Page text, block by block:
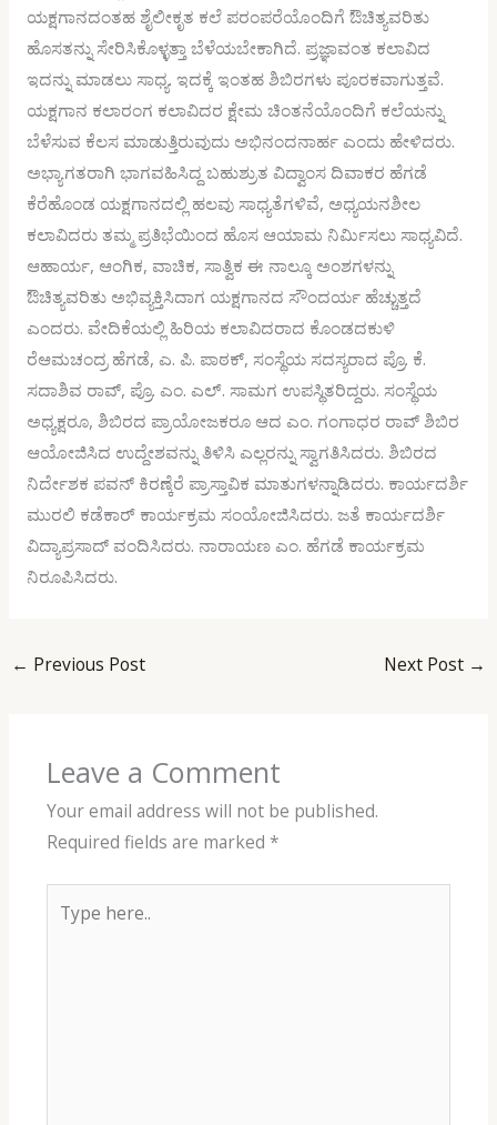
ಯಕ್ಷಗಾನದಂತಹ ಶೈಲೀಕೃತ ಕಲೆ ಪರಂಪರೆಯೊಂದಿಗೆ ಔಚಿತ್ಯವರಿತು
ಹೊಸತನ್ನು ಸೇರಿಸಿಕೊಳ್ಳತ್ತಾ ಬೆಳೆಯಬೇಕಾಗಿದೆ. ಪ್ರಜ್ಞಾವಂತ ಕಲಾವಿದ
ಇದನ್ನು ಮಾಡಲು ಸಾಧ್ಯ. ಇದಕ್ಕೆ ಇಂತಹ ಶಿಬಿರಗಳು ಪೂರಕವಾಗುತ್ತವೆ.
ಯಕ್ಷಗಾನ ಕಲಾರಂಗ ಕಲಾವಿದರ ಕ್ಷೇಮ ಚಿಂತನೆಯೊಂದಿಗೆ ಕಲೆಯನ್ನು
ಬೆಳೆಸುವ ಕೆಲಸ ಮಾಡುತ್ತಿರುವುದು ಅಭಿನಂದನಾರ್ಹ ಎಂದು ಹೇಳಿದರು.
ಅಭ್ಯಾಗತರಾಗಿ ಭಾಗವಹಿಸಿದ್ದ ಬಹುಶ್ರುತ ವಿದ್ವಾಂಸ ದಿವಾಕರ ಹೆಗಡೆ
ಕೆರೆಹೊಂಡ ಯಕ್ಷಗಾನದಲ್ಲಿ ಹಲವು ಸಾಧ್ಯತೆಗಳಿವೆ, ಅಧ್ಯಯನಶೀಲ
ಕಲಾವಿದರು ತಮ್ಮ ಪ್ರತಿಭೆಯಿಂದ ಹೊಸ ಆಯಾಮ ನಿರ್ಮಿಸಲು ಸಾಧ್ಯವಿದೆ.
ಆಹಾರ್ಯ, ಆಂಗಿಕ, ವಾಚಿಕ, ಸಾತ್ವಿಕ ಈ ನಾಲ್ಕೂ ಅಂಶಗಳನ್ನು
ಔಚಿತ್ಯವರಿತು ಅಭಿವ್ಯಕ್ತಿಸಿದಾಗ ಯಕ್ಷಗಾನದ ಸೌಂದರ್ಯ ಹೆಚ್ಚುತ್ತದೆ
ಎಂದರು. ವೇದಿಕೆಯಲ್ಲಿ ಹಿರಿಯ ಕಲಾವಿದರಾದ ಕೊಂಡದಕುಳಿ
ರೆಆಮಚಂದ್ರ ಹೆಗಡೆ, ಎ. ಪಿ. ಪಾಠಕ್, ಸಂಸ್ಥೆಯ ಸದಸ್ಯರಾದ ಪ್ರೊ. ಕೆ.
ಸದಾಶಿವ ರಾವ್, ಪ್ರೊ. ಎಂ. ಎಲ್. ಸಾಮಗ ಉಪಸ್ಥಿತರಿದ್ದರು. ಸಂಸ್ಥೆಯ
ಅಧ್ಯಕ್ಷರೂ, ಶಿಬಿರದ ಪ್ರಾಯೋಜಕರೂ ಆದ ಎಂ. ಗಂಗಾಧರ ರಾವ್ ಶಿಬಿರ
ಆಯೋಜಿಸಿದ ಉದ್ದೇಶವನ್ನು ತಿಳಿಸಿ ಎಲ್ಲರನ್ನು ಸ್ವಾಗತಿಸಿದರು. ಶಿಬಿರದ
ನಿರ್ದೇಶಕ ಪವನ್ ಕಿರಣ್ಕೆರೆ ಪ್ರಾಸ್ತಾವಿಕ ಮಾತುಗಳನ್ನಾಡಿದರು. ಕಾರ್ಯದರ್ಶಿ
ಮುರಲಿ ಕಡೆಕಾರ್ ಕಾರ್ಯಕ್ರಮ ಸಂಯೋಜಿಸಿದರು. ಜತೆ ಕಾರ್ಯದರ್ಶಿ
ವಿದ್ಯಾಪ್ರಸಾದ್ ವಂದಿಸಿದರು. ನಾರಾಯಣ ಎಂ. ಹೆಗಡೆ ಕಾರ್ಯಕ್ರಮ
ನಿರೂಪಿಸಿದರು.
← Previous Post Next Post →
Leave a Comment
Your email address will not be published.
Required fields are marked *
here..